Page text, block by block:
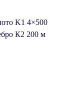
K1 4×500
К2 200 м